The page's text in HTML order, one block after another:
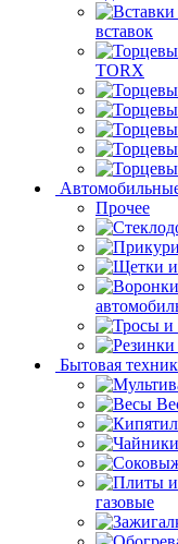
вставок
TORX
Прочее
Бытовая
газовые